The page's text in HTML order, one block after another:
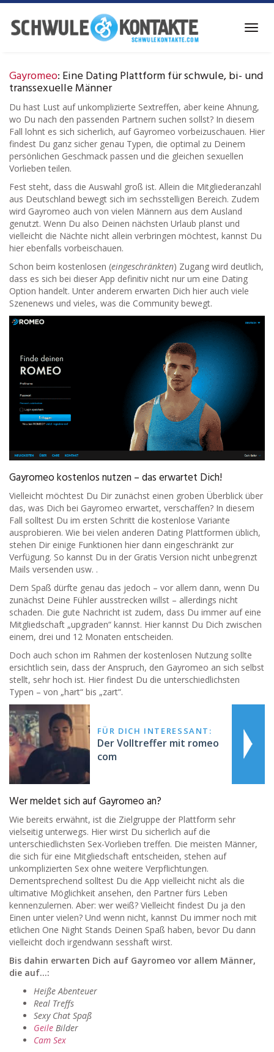
Skip
main
Gayromeo: Eine Dating Plattform für schwule, bi- und
transsexuelle Männer
Du hast Lust auf unkomplizierte Sextreffen, aber keine Ahnung,
wo Du nach den passenden Partnern suchen sollst? In diesem
Fall lohnt es sich sicherlich, auf Gayromeo vorbeizuschauen. Hier
findest Du ganz sicher genau Typen, die optimal zu Deinem
persönlichen Geschmack passen und die gleichen sexuellen
Vorlieben teilen.
Fest steht, dass die Auswahl groß ist. Allein die Mitgliederanzahl
aus Deutschland bewegt sich im sechsstelligen Bereich. Zudem
wird Gayromeo auch von vielen Männern aus dem Ausland
genutzt. Wenn Du also Deinen nächsten Urlaub planst und
vielleicht die Nächte nicht allein verbringen möchtest, kannst Du
hier ebenfalls vorbeischauen.
Schon beim kostenlosen (eingeschränkten) Zugang wird deutlich,
dass es sich bei dieser App definitiv nicht nur um eine Dating
Option handelt. Unter anderem erwarten Dich hier auch viele
Szenenews und vieles, was die Community bewegt.
Gayromeo kostenlos nutzen – das erwartet Dich!
Vielleicht möchtest Du Dir zunächst einen groben Überblick über
das, was Dich bei Gayromeo erwartet, verschaffen? In diesem
Fall solltest Du im ersten Schritt die kostenlose Variante
ausprobieren. Wie bei vielen anderen Dating Plattformen üblich,
stehen Dir einige Funktionen hier dann eingeschränkt zur
Verfügung. So kannst Du in der Gratis Version nicht unbegrenzt
Mails versenden usw. .
Dem Spaß dürfte genau das jedoch – vor allem dann, wenn Du
zunächst Deine Fühler ausstrecken willst – allerdings nicht
schaden. Die gute Nachricht ist zudem, dass Du immer auf eine
Mitgliedschaft „upgraden“ kannst. Hier kannst Du Dich zwischen
einem, drei und 12 Monaten entscheiden.
Doch auch schon im Rahmen der kostenlosen Nutzung sollte
ersichtlich sein, dass der Anspruch, den Gayromeo an sich selbst
stellt, sehr hoch ist. Hier findest Du die unterschiedlichsten
Typen – von „hart“ bis „zart“.
FÜR DICH INTERESSANT:
Der Volltreffer mit romeo
com
Wer meldet sich auf Gayromeo an?
Wie bereits erwähnt, ist die Zielgruppe der Plattform sehr
vielseitig unterwegs. Hier wirst Du sicherlich auf die
unterschiedlichsten Sex-Vorlieben treffen. Die meisten Männer,
die sich für eine Mitgliedschaft entscheiden, stehen auf
unkomplizierten Sex ohne weitere Verpflichtungen.
Dementsprechend solltest Du die App vielleicht nicht als die
ultimative Möglichkeit ansehen, den Partner fürs Leben
kennenzulernen. Aber: wer weiß? Vielleicht findest Du ja den
Einen unter vielen? Und wenn nicht, kannst Du immer noch mit
etlichen One Night Stands Deinen Spaß haben, bevor Du dann
vielleicht doch irgendwann sesshaft wirst.
Bis dahin erwarten Dich auf Gayromeo vor allem Männer,
die auf…:
Heiße Abenteuer
Real Treffs
Sexy Chat Spaß
Geile Bilder
Cam Sex